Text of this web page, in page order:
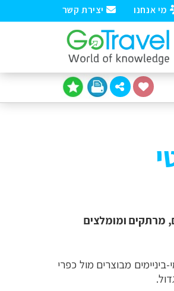
יצירת קשר מי אנחנו
מרתקים ומומלצים
מבוצרים מול כפרי